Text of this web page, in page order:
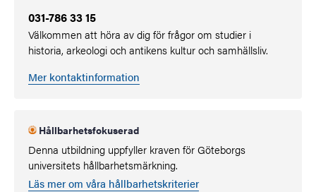
031-786 33 15
Välkommen att höra av dig för frågor om studier i
historia, arkeologi och antikens kultur och samhällsliv.
Mer kontaktinformation
Hållbarhetsfokuserad
Denna utbildning uppfyller kraven för Göteborgs
universitets hållbarhetsmärkning.
Läs mer om våra hållbarhetskriterier